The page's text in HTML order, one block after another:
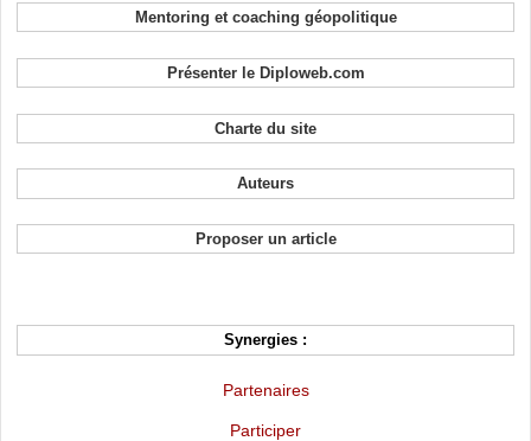
Mentoring et coaching géopolitique
Présenter le Diploweb.com
Charte du site
Auteurs
Proposer un article
Synergies :
Partenaires
Participer